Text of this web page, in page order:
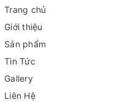
Trang chủ
Giới thiệu
Sản phẩm
Tin Tức
Gallery
Liên Hệ